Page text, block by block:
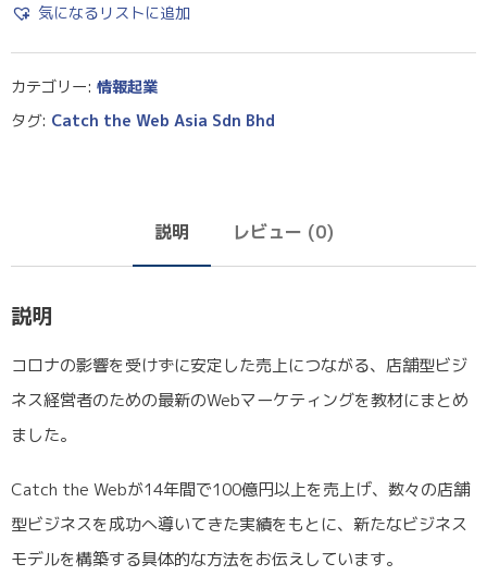
気になるリストに追加
カテゴリー: 情報起業
タグ: Catch the Web Asia Sdn Bhd
説明 レビュー (0)
説明
コロナの影響を受けずに安定した売上につながる、店舗型ビジ
ネス経営者のための最新のWebマーケティングを教材にまとめ
ました。
Catch the Webが14年間で100億円以上を売上げ、数々の店舗
型ビジネスを成功へ導いてきた実績をもとに、新たなビジネス
モデルを構築する具体的な方法をお伝えしています。